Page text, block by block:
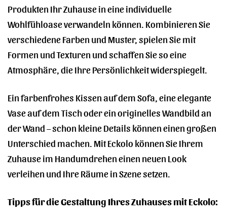
Produkten Ihr Zuhause in eine individuelle
Wohlfühloase verwandeln können. Kombinieren Sie
verschiedene Farben und Muster, spielen Sie mit
Formen und Texturen und schaffen Sie so eine
Atmosphäre, die Ihre Persönlichkeit widerspiegelt.
Ein farbenfrohes Kissen auf dem Sofa, eine elegante
Vase auf dem Tisch oder ein originelles Wandbild an
der Wand – schon kleine Details können einen großen
Unterschied machen. Mit Eckolo können Sie Ihrem
Zuhause im Handumdrehen einen neuen Look
verleihen und Ihre Räume in Szene setzen.
Tipps für die Gestaltung Ihres Zuhauses mit Eckolo: